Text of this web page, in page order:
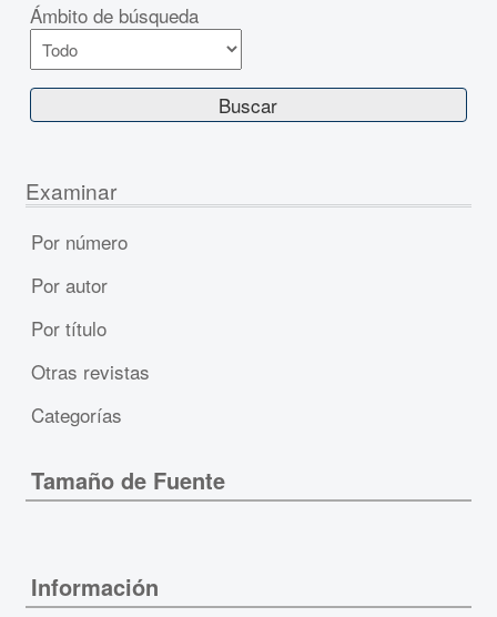
Ámbito de búsqueda
Examinar
Por número
Por autor
Por título
Otras revistas
Categorías
Tamaño de Fuente
Información